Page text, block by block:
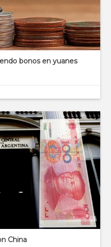
bonos en yuanes
China